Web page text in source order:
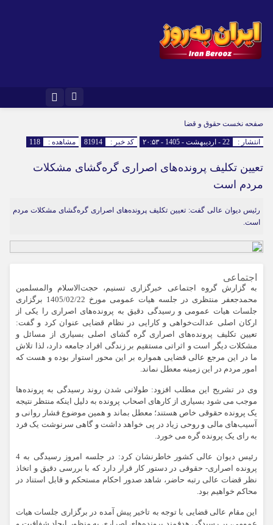
صفحه نخست حقوق و قضا
انتشار : 22 - اردیبهشت - 1405 - ۲۰:۵۳ کد خبر : 81914 مشاهده : 118
تعیین تکلیف پرونده‌های اصراری گره‌گشای مشکلات
مردم است
رئیس دیوان عالی گفت: تعیین تکلیف پرونده‌های اصراری گره‌گشای مشکلات مردم
است.
اجتماعی
به گزارش گروه اجتماعی خبرگزاری تسنیم، حجت‌الاسلام والمسلمین
محمدجعفر منتظری در جلسه هیات عمومی مورخ 1405/02/22 برگزاری
جلسات هیات عمومی و رسیدگی دقیق به پرونده‌های اصراری را یکی از
ارکان اصلی عدالت‌خواهی و کارایی در نظام قضایی عنوان کرد و گفت:
تعیین تکلیف پرونده‌های اصراری گره گشای اصلی بسیاری از مسائل و
مشکلات دیگر است و اثراتی مستقیم بر زندگی افراد جامعه دارد، لذا تلاش
ما در این مرجع عالی قضایی همواره بر این محور استوار بوده و هست که
امور مردم در این زمینه معطل نماند.
وی در تشریح این مطلب افزود: طولانی شدن روند رسیدگی به پرونده‌ها
موجب می شود بسیاری از کارهای اصحاب پرونده به دلیل اینکه منتظر نتیجه
یک پرونده حقوقی خاص هستند؛ معطل بماند و همین موضوع فشار روانی و
آسیب‌های مالی و روحی زیاد در پی خواهد داشت و گاهی سرنوشت یک فرد
به رای یک پرونده گره می خورد.
رئیس دیوان عالی کشور خاطرنشان کرد: در جلسه امروز رسیدگی به 4
پرونده اصراری- حقوقی در دستور کار قرار دارد که با بررسی دقیق و اتخاذ
نظر قضات عالی رتبه حاضر، شاهد صدور احکام مستحکم و قابل استناد در
محاکم خواهیم بود.
این مقام عالی قضایی با توجه به تاخیر پیش آمده در برگزاری جلسات هیات